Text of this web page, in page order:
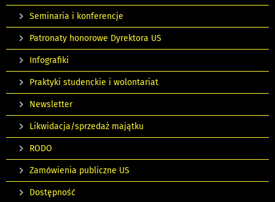
Seminaria i konferencje
Patronaty honorowe Dyrektora US
Infografiki
Praktyki studenckie i wolontariat
Newsletter
Likwidacja/sprzedaż majątku
RODO
Zamówienia publiczne US
Dostępność